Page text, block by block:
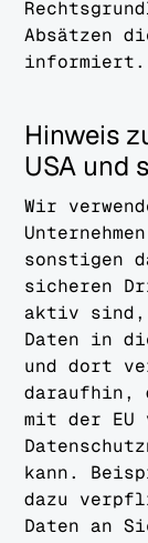
Absätzen
informiert.
Hinweis
USA und
Wir
sonstigen
sicheren
aktiv sind,
Daten in
und dort
daraufhin,
mit der EU
kann.
dazu
Daten an